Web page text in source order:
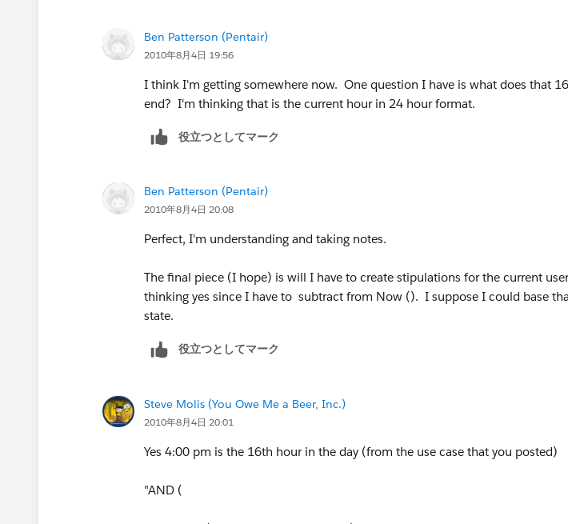
AND( Parts__r.Site__c = "E" ,
VALUE (MID(TEXT(NOW() - $User.Time_Offset_EST__c ), 12, 5) ) > 14 ) ,
AND( Parts__r.Site__c = "W" ,
)
Ben Patterson (Pentair)
2010年8月4日 19:56
I think I'm getting somewhere now. One question I have is what does that
end? I'm thinking that is the current hour in 24 hour format.
役立つとしてマーク
Ben Patterson (Pentair)
2010年8月4日 20:08
Perfect, I'm understanding and taking notes.
The final piece (I hope) is will I have to create stipulations for the current
thinking yes since I have to subtract from Now (). I suppose I could base
state.
役立つとしてマーク
Steve Molis (You Owe Me a Beer, Inc.)
2010年8月4日 20:01
Yes 4:00 pm is the 16th hour in the day (from the use case that you posted)
"AND (